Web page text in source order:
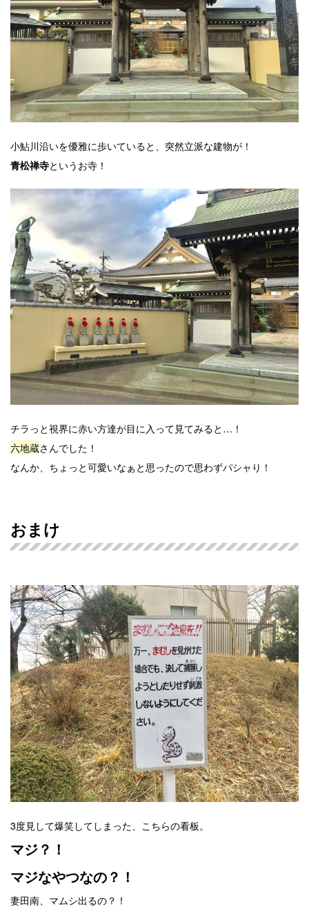
小鮎川沿いを優雅に歩いていると、突然立派な建物が！
青松禅寺というお寺！
チラっと視界に赤い方達が目に入って見てみると…！
六地蔵さんでした！
なんか、ちょっと可愛いなぁと思ったので思わずパシャり！
おまけ
3度見して爆笑してしまった、こちらの看板。
マジ？！
マジなやつなの？！
妻田南、マムシ出るの？！